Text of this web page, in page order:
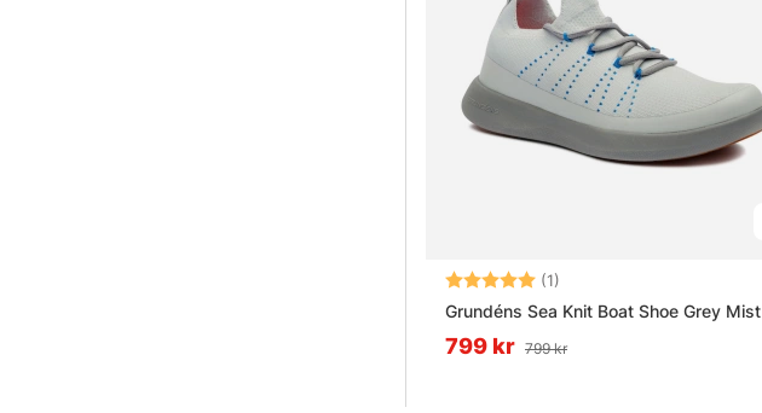
Betyg: (1)
Grundéns Sea Knit Boat Shoe Grey Mist
799 kr 799 kr